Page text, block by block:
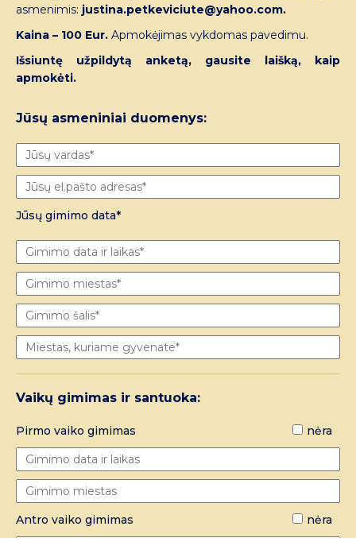
asmenimis: justina.petkeviciute@yahoo.com.
Kaina – 100 Eur. Apmokėjimas vykdomas pavedimu.
Išsiuntę užpildytą anketą, gausite laišką, kaip
apmokėti.
Jūsų asmeniniai duomenys:
Jūsų gimimo data*
Vaikų gimimas ir santuoka:
Pirmo vaiko gimimas nėra
Antro vaiko gimimas nėra